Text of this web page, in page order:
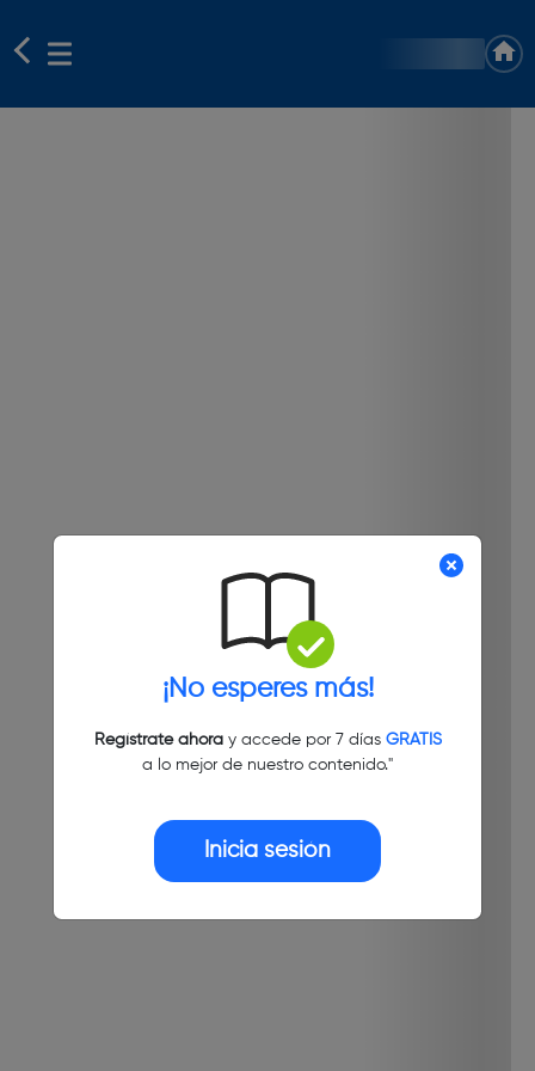
¡No esperes más!
Regístrate ahoray accede por 7 días GRATIS
a lo mejor de nuestro contenido."
Inicia sesión